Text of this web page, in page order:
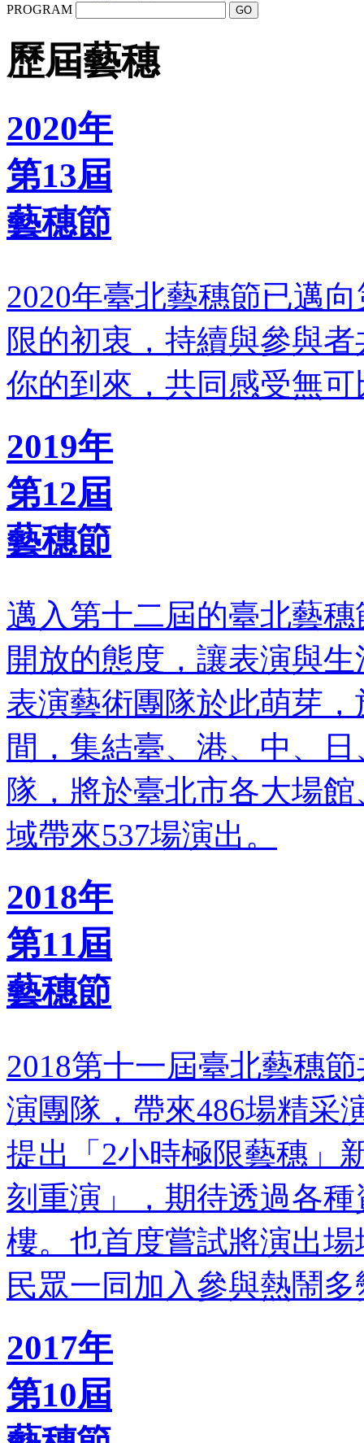
PROGRAM
GO
歷屆藝穗
2020年
第13屆
藝穗節
2020年臺北藝穗節已邁
限的初衷，持續與參與
你的到來，共同感受無
2019年
第12屆
藝穗節
邁入第十二屆的臺北藝
開放的態度，讓表演與
表演藝術團隊於此萌芽
間，集結臺、港、中、
隊，將於臺北市各大場
域帶來537場演出。
2018年
第11屆
藝穗節
2018第十一屆臺北藝穗
演團隊，帶來486場精采
提出「2小時極限藝穗」
刻重演」，期待透過各
樓。也首度嘗試將演出
民眾一同加入參與熱鬧
2017年
第10屆